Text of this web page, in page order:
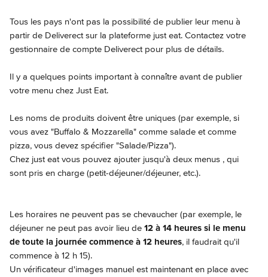
Tous les pays n'ont pas la possibilité de publier leur menu à
partir de Deliverect sur la plateforme just eat. Contactez votre
gestionnaire de compte Deliverect pour plus de détails.
Il y a quelques points important à connaître avant de publier
votre menu chez Just Eat.
Les noms de produits doivent être uniques (par exemple, si
vous avez "Buffalo & Mozzarella" comme salade et comme
pizza, vous devez spécifier "Salade/Pizza").
Chez just eat vous pouvez ajouter jusqu'à deux menus , qui
sont pris en charge (petit-déjeuner/déjeuner, etc.).
Les horaires ne peuvent pas se chevaucher (par exemple, le
déjeuner ne peut pas avoir lieu de 12 à 14 heures si le menu
de toute la journée commence à 12 heures, il faudrait qu'il
commence à 12 h 15).
Un vérificateur d'images manuel est maintenant en place avec